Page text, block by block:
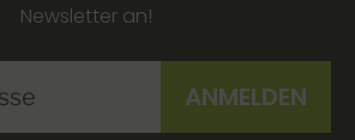
Newsletter an!